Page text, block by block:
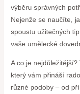
výběru správných
Nejenže se naučíte,
spoustu užitečných
vaše umělecké
A co je nejdůležitější?
který vám přináší
různé podoby – od